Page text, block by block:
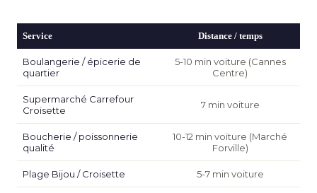
Service Distance / temps
Boulangerie / épicerie de
quartier
5-10 min voiture (Cannes
Centre)
Supermarché Carrefour
Croisette
7 min voiture
Boucherie / poissonnerie
qualité
10-12 min voiture (Marché
Forville)
Plage Bijou / Croisette 5-7 min voiture